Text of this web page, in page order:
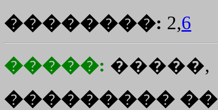
��������: 2,6
�����: �����,
���������